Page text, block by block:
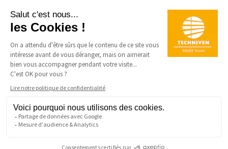
Moustiquaire accès libre
Moustiquaire latérale enroulable
Téléchargement
25 ans
Actualités
Contact
Se connecter
Identifiant ou e-mail*
Mot de passe*
Se souvenir de moi
Se connecter